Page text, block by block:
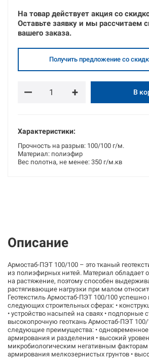
На товар действует акция со
Оставьте заявку и мы рассчитаем
вашего заказа.
Получить предложение со
— + В
Характеристики:
Прочность на разрыв: 100/100 г/м.
Материал: полиэфир
Вес полотна, не менее: 350 г/м.кв
Описание
Армостаб-ПЭТ 100/100 – это тканый
из полиэфирных нитей. Материал обладает
на растяжение, поэтому способен
растягивающие нагрузки при малом
Геотекстиль Армостаб-ПЭТ 100/100 успешно
следующих строительных сферах: •
• устройство насыпей на сваях • подпорные
высокопрочную геоткань Армостаб-ПЭТ
следующие преимущества: •
армирования и разделения • высокий
микробиологическим негативным факторам
армирования мелкозернистых грунтов •